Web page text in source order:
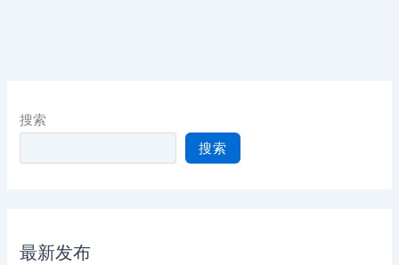
搜索
搜索
最新发布